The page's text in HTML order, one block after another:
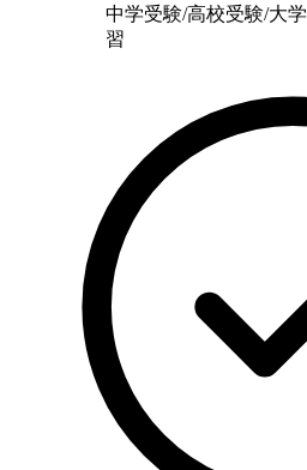
中学受験/高校受験/大
習